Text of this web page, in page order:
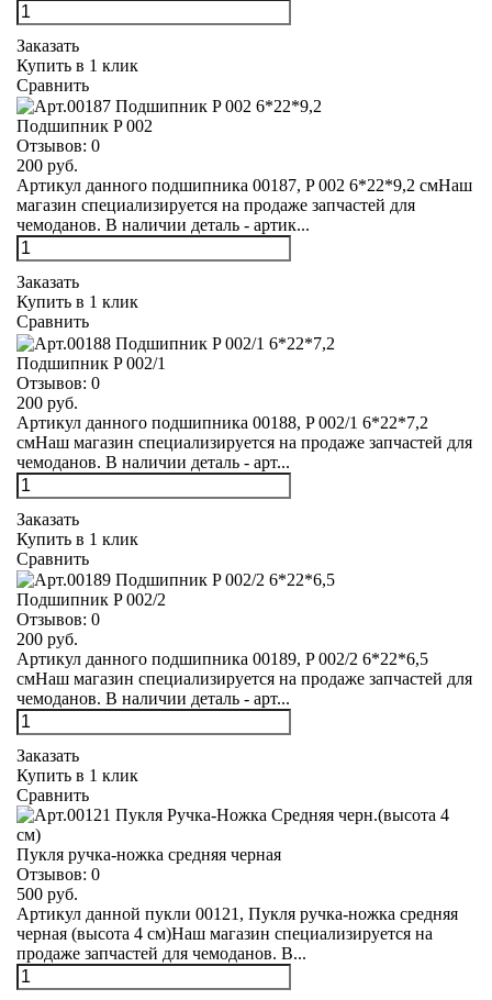
Заказать
Купить в 1 клик
Сравнить
Подшипник P 002
Отзывов: 0
200 руб.
Артикул данного подшипника 00187, P 002 6*22*9,2 смНаш
магазин специализируется на продаже запчастей для
чемоданов. В наличии деталь - артик...
Заказать
Купить в 1 клик
Сравнить
Подшипник P 002/1
Отзывов: 0
200 руб.
Артикул данного подшипника 00188, P 002/1 6*22*7,2
смНаш магазин специализируется на продаже запчастей для
чемоданов. В наличии деталь - арт...
Заказать
Купить в 1 клик
Сравнить
Подшипник P 002/2
Отзывов: 0
200 руб.
Артикул данного подшипника 00189, P 002/2 6*22*6,5
смНаш магазин специализируется на продаже запчастей для
чемоданов. В наличии деталь - арт...
Заказать
Купить в 1 клик
Сравнить
Пукля ручка-ножка средняя черная
Отзывов: 0
500 руб.
Артикул данной пукли 00121, Пукля ручка-ножка средняя
черная (высота 4 см)Наш магазин специализируется на
продаже запчастей для чемоданов. В...